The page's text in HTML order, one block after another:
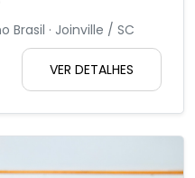
Brasil · Joinville / SC
VER DETALHES